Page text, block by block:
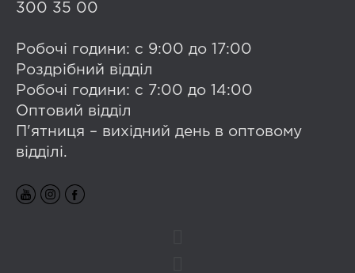
300 35 00
Робочі години: с 9:00 до 17:00
Роздрібний відділ
Робочі години: с 7:00 до 14:00
Оптовий відділ
П'ятниця – вихідний день в оптовому
відділі.